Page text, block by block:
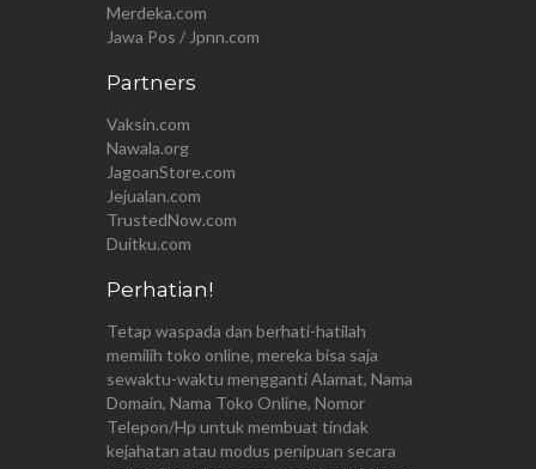
Merdeka.com
Jawa Pos / Jpnn.com
Partners
Vaksin.com
Nawala.org
JagoanStore.com
Jejualan.com
TrustedNow.com
Duitku.com
Perhatian!
Tetap waspada dan berhati-hatilah
memilih toko online, mereka bisa saja
sewaktu-waktu mengganti Alamat, Nama
Domain, Nama Toko Online, Nomor
Telepon/Hp untuk membuat tindak
kejahatan atau modus penipuan secara